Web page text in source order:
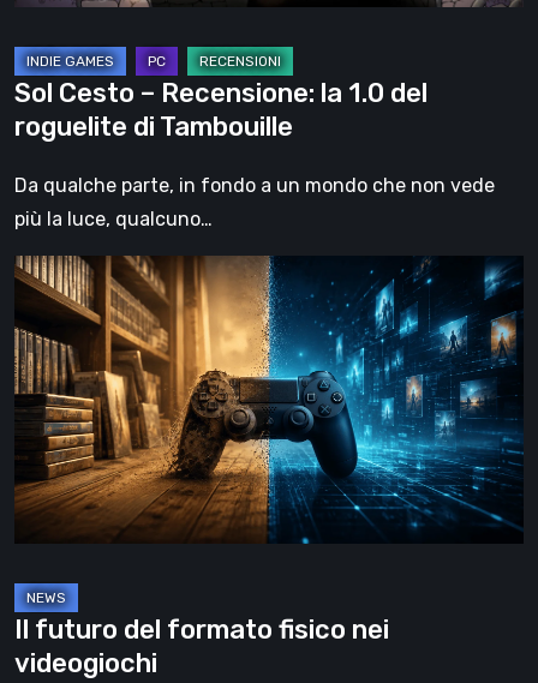
Sol Cesto – Recensione: la 1.0 del
roguelite di Tambouille
Da qualche parte, in fondo a un mondo che non vede
più la luce, qualcuno…
Il
futuro
del
formato
fisico
videogiochi
Il futuro del formato fisico nei
videogiochi